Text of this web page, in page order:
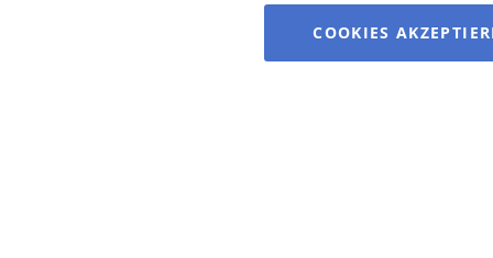
COOKIES